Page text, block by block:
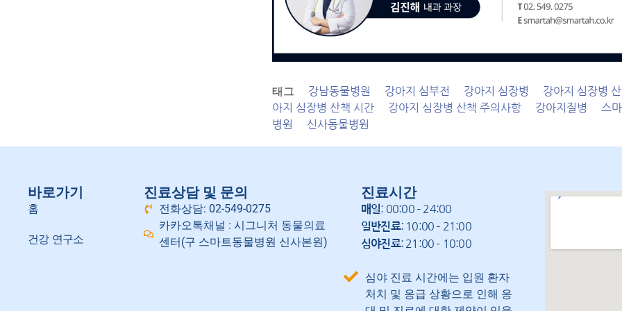
태그 강남동물병원 강아지 심부전 강아지 심장병 강아지 심장병
아지 심장병 산책 시간
강아지 심장병 산책 주의사항 강아지질병
스
병원
신사동물병원
바로가기
홈
건강 연구소
진료상담 및 문의
전화상담: 02-549-0275
카카오톡채널 : 시그니처 동물의료
센터(구 스마트동물병원 신사본원)
진료시간
매일: 00:00 – 24:00
일반진료: 10:00 – 21:00
심야진료: 21:00 – 10:00
심야 진료 시간에는 입원 환자
처치 및 응급 상황으로 인해 응